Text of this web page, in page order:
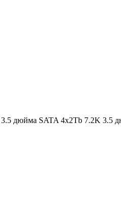
дюйма SATA 4x2Tb 7.2K